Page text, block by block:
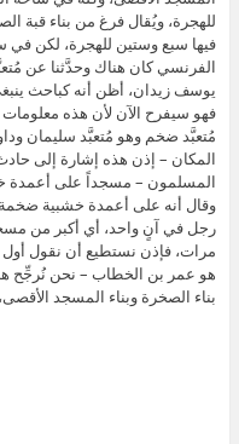
للهجرة، ويُقال فرغ من بناء قبة
الفرنسي كان هناك وحدَّثنا عن
يوسف زيدان، أظن أنه كباحث
مُتعبَّد ضخم وهو مُتعبَّد سليمان
المكان – إذن هذه إشارة إلى
وقال أنه على أعمدة خشبية
رجل في آنٍ واحد، أي أكبر من
مرات، فإذن نستطيع أن نقول
هو عمر بن الخطاب – نحن نُرجِّح
بناء الصخرة وبناء المسجد